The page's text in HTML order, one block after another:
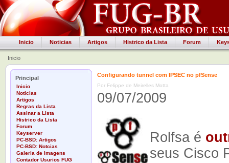
Inicio Noticias Artigos Histrico da Lista Forum
Inicio
Principal
Inicio
Noticias
Artigos
Regras da Lista
Assinar a Lista
Histrico da Lista
Forum
Keyserver
PC-BSD: Artigos
PC-BSD: Notcias
Galeria de Imagens
Contador Usurios FUG
Configurando tunnel com IPSEC no pfSense
Por Felippe de Meirelles Motta
09/07/2009
Rolfsa é
seus Cisco